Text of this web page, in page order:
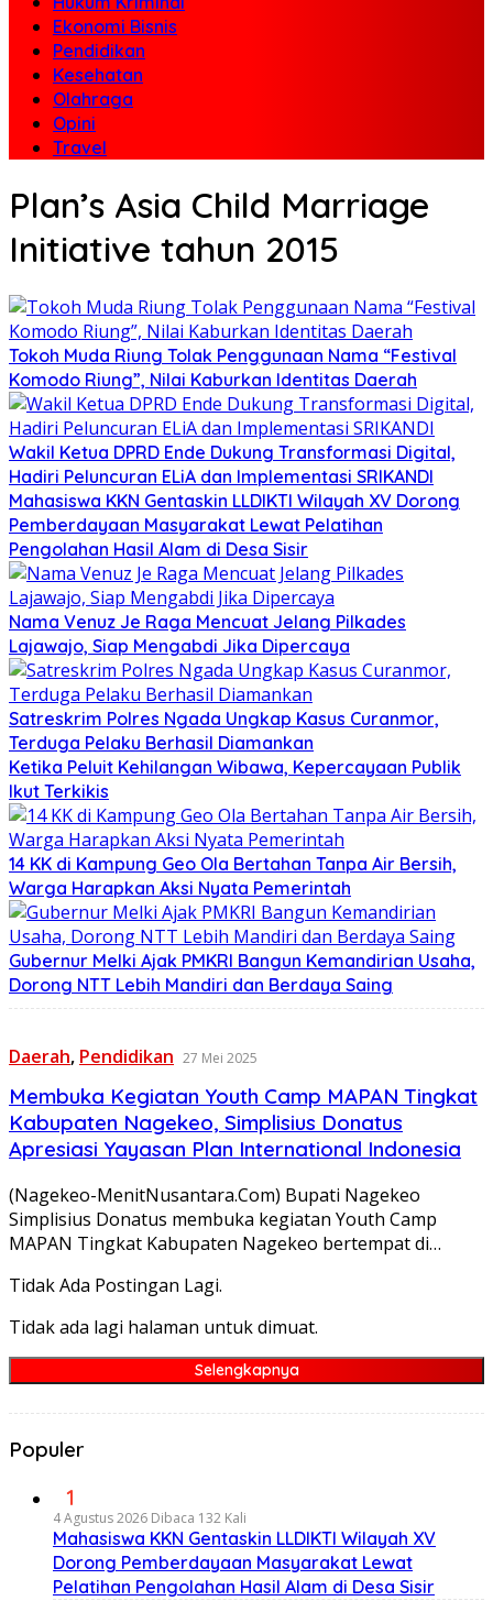
Opini
Travel
Ekonomi Bisnis
Pendidikan
Kesehatan
Olahraga
Opini
Travel
Plan’s Asia Child Marriage
Initiative tahun 2015
Tokoh Muda Riung Tolak Penggunaan Nama “Festival
Komodo Riung”, Nilai Kaburkan Identitas Daerah
Wakil Ketua DPRD Ende Dukung Transformasi Digital,
Hadiri Peluncuran ELiA dan Implementasi SRIKANDI
Mahasiswa KKN Gentaskin LLDIKTI Wilayah XV Dorong
Pemberdayaan Masyarakat Lewat Pelatihan
Pengolahan Hasil Alam di Desa Sisir
Nama Venuz Je Raga Mencuat Jelang Pilkades
Lajawajo, Siap Mengabdi Jika Dipercaya
Satreskrim Polres Ngada Ungkap Kasus Curanmor,
Terduga Pelaku Berhasil Diamankan
Ketika Peluit Kehilangan Wibawa, Kepercayaan Publik
Ikut Terkikis
14 KK di Kampung Geo Ola Bertahan Tanpa Air Bersih,
Warga Harapkan Aksi Nyata Pemerintah
Gubernur Melki Ajak PMKRI Bangun Kemandirian Usaha,
Dorong NTT Lebih Mandiri dan Berdaya Saing
Daerah, Pendidikan 27 Mei 2025
Membuka Kegiatan Youth Camp MAPAN Tingkat
Kabupaten Nagekeo, Simplisius Donatus
Apresiasi Yayasan Plan International Indonesia
(Nagekeo-MenitNusantara.Com) Bupati Nagekeo
Simplisius Donatus membuka kegiatan Youth Camp
MAPAN Tingkat Kabupaten Nagekeo bertempat di…
Tidak Ada Postingan Lagi.
Tidak ada lagi halaman untuk dimuat.
Selengkapnya
Populer
1
4 Agustus 2026 Dibaca 132 Kali
Mahasiswa KKN Gentaskin LLDIKTI Wilayah XV
Dorong Pemberdayaan Masyarakat Lewat
Pelatihan Pengolahan Hasil Alam di Desa Sisir